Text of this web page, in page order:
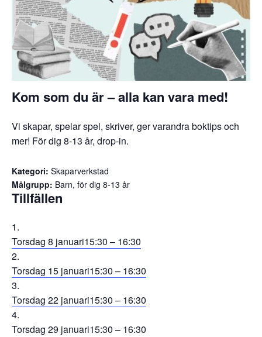
Kom som du är – alla kan vara med!
Vi skapar, spelar spel, skriver, ger varandra boktips och
mer! För dig 8-13 år, drop-in.
Kategori: Skaparverkstad
Målgrupp: Barn, för dig 8-13 år
Tillfällen
Torsdag 8 januari15:30 – 16:30
Torsdag 15 januari15:30 – 16:30
Torsdag 22 januari15:30 – 16:30
Torsdag 29 januari15:30 – 16:30